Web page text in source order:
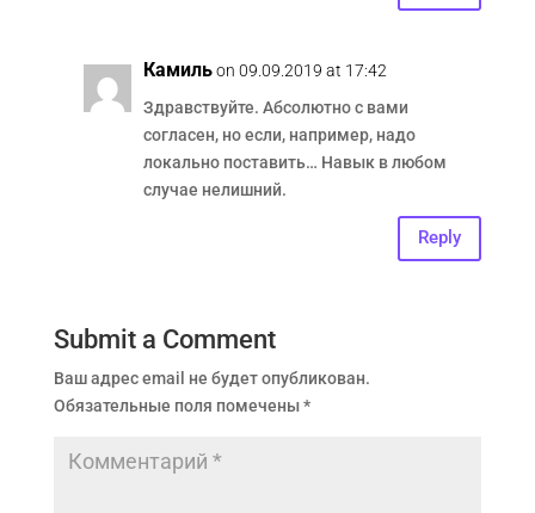
Камиль on 09.09.2019 at 17:42
Здравствуйте. Абсолютно с вами
согласен, но если, например, надо
локально поставить… Навык в любом
случае нелишний.
Reply
Submit a Comment
Ваш адрес email не будет опубликован.
Обязательные поля помечены*